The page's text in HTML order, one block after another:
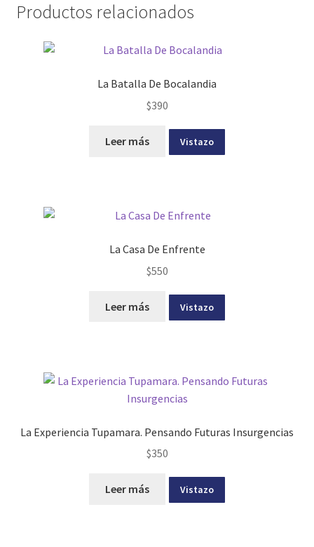
Productos relacionados
La Batalla De Bocalandia
$390
Leer más Vistazo
La Casa De Enfrente
$550
Leer más Vistazo
La Experiencia Tupamara. Pensando Futuras Insurgencias
$350
Leer más Vistazo